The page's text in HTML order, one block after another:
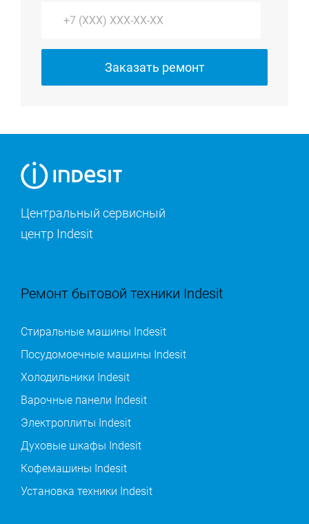
Заказать ремонт
Центральный сервисный
центр Indesit
Ремонт бытовой техники Indesit
Стиральные машины Indesit
Посудомоечные машины Indesit
Холодильники Indesit
Варочные панели Indesit
Электроплиты Indesit
Духовые шкафы Indesit
Кофемашины Indesit
Установка техники Indesit